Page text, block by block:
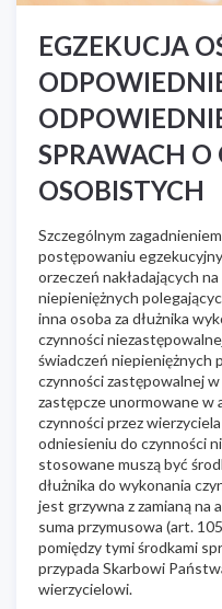
EGZEKUCJA
SPRAWACH O
OSOBISTYCH
Szczególnym
postępowaniu
orzeczeń nakładających
niepieniężnych
inna osoba za dłużnika
czynności
świadczeń niepieniężnych
czynności zastępowalnej
zastępcze unormowane w
czynności przez
odniesieniu do czynności
stosowane muszą być
dłużnika do wykonania
jest grzywna z zamianą na
suma przymusowa (art.
pomiędzy tymi środkami
przypada Skarbowi
wierzycielowi.